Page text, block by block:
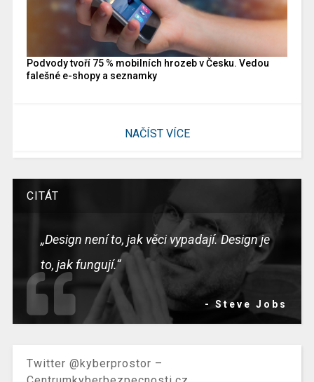
Podvody tvoří 75 % mobilních hrozeb v Česku. Vedou
falešné e-shopy a seznamky
NAČÍST VÍCE
CITÁT
„Design není to, jak věci vypadají. Design je
to, jak fungují.“
- Steve Jobs
Twitter @kyberprostor –